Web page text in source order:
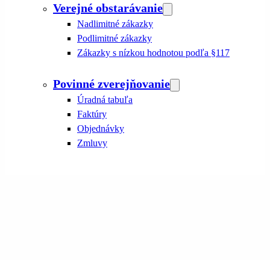
Verejné obstarávanie
Nadlimitné zákazky
Podlimitné zákazky
Zákazky s nízkou hodnotou podľa §117
Povinné zverejňovanie
Úradná tabuľa
Faktúry
Objednávky
Zmluvy